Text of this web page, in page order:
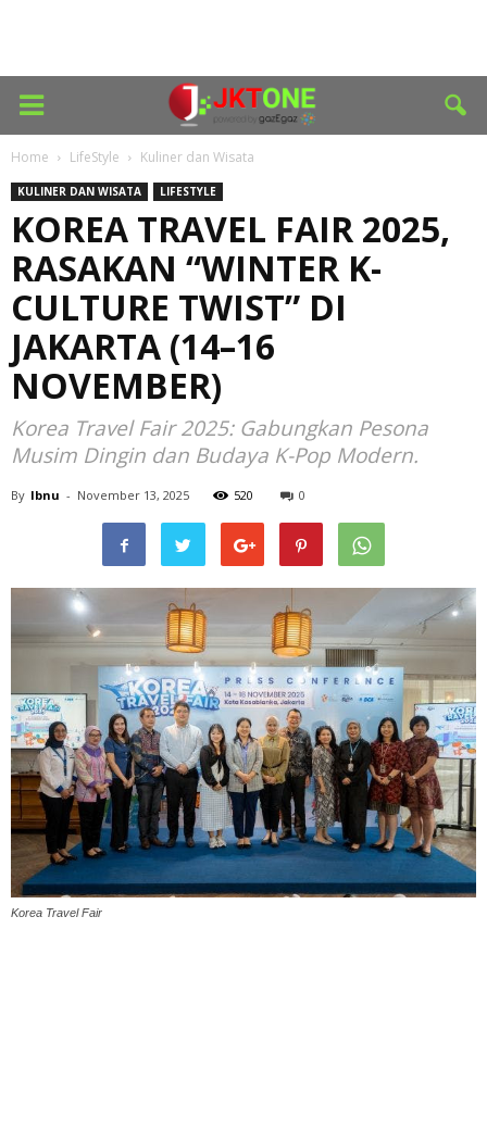
Home LifeStyle Kuliner dan Wisata
KULINER DAN WISATA LIFESTYLE
KOREA TRAVEL FAIR 2025,
RASAKAN “WINTER K-
CULTURE TWIST” DI
JAKARTA (14–16
NOVEMBER)
Korea Travel Fair 2025: Gabungkan Pesona
Musim Dingin dan Budaya K-Pop Modern.
By Ibnu - November 13, 2025 520 0
Korea Travel Fair